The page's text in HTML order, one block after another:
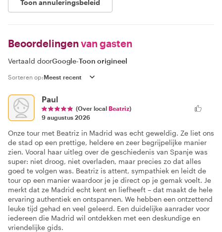
Toon annuleringsbeleid
Beoordelingen van gasten
Vertaald doorGoogle-Toon origineel
Sorteren op:
Paul
(Over local Beatriz)
9 augustus 2026
Onze tour met Beatriz in Madrid was echt geweldig. Ze liet ons
de stad op een prettige, heldere en zeer begrijpelijke manier
zien. Vooral haar uitleg over de geschiedenis van Spanje was
super: niet droog, niet overladen, maar precies zo dat alles
goed te volgen was. Beatriz is attent, sympathiek en leidt de
tour op een manier waardoor je je direct op je gemak voelt. Je
merkt dat ze Madrid echt kent en liefheeft – dat maakt de hele
ervaring authentiek en ontspannen. We hebben een ontzettend
leuke tijd gehad en veel geleerd. Een duidelijke aanrader voor
iedereen die Madrid wil ontdekken met een deskundige en
vriendelijke gids.